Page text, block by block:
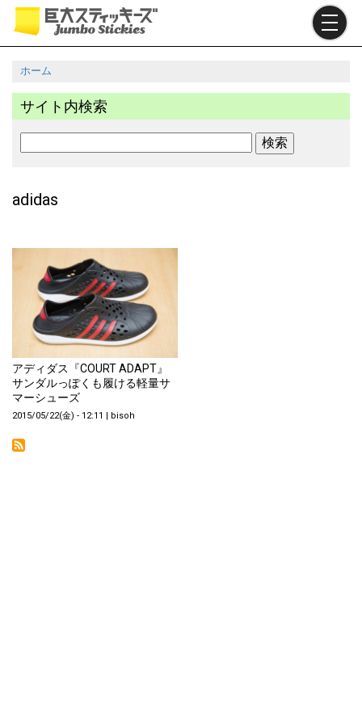
テ パ
ン
く
ず
ホーム
サイト内検索
索
adidas
アディダス『COURT ADAPT』
サンダルっぽくも履ける軽量サ
マーシューズ
2015/05/22(金) - 12:11 | bisoh